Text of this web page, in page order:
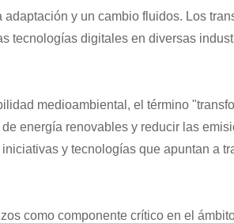
y un cambio fluidos. Los
tecnologías digitales en diversas
medioambiental, el término
energía renovables y reducir las
y tecnologías que apuntan a
como componente crítico en el